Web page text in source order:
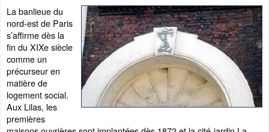
La banlieue du
nord-est de Paris
s’affirme dès la
fin du XIXe siècle
comme un
précurseur en
matière de
logement social.
Aux Lilas, les
premières